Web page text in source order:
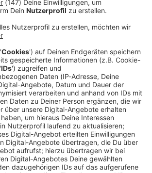
auf dem Laufenden